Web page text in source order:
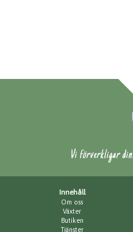
Vi förverkligar
Innehåll
Om oss
Växter
Butiken
Tjänster